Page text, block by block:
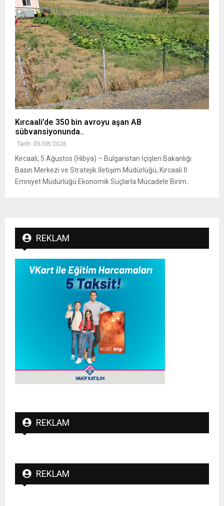
Kırcaali’de 350 bin avroyu aşan AB
sübvansiyonunda..
Tarih: 05/08/2026
Kırcaali, 5 Ağustos (Hibya) – Bulgaristan İçişleri Bakanlığı
Basın Merkezi ve Stratejik İletişim Müdürlüğü, Kırcaali İl
Emniyet Müdürlüğü Ekonomik Suçlarla Mücadele Birim..
REKLAM
REKLAM
REKLAM